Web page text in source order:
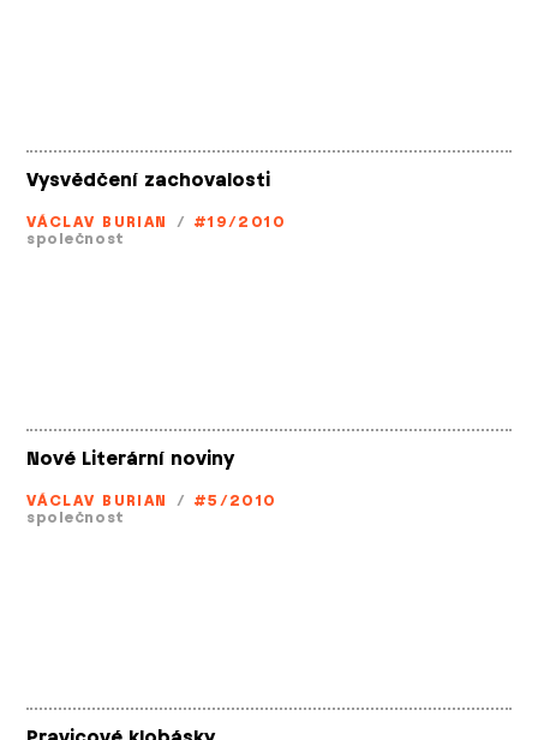
Vysvědčení zachovalosti
VÁCLAV BURIAN / #19/2010
společnost
Nové Literární noviny
VÁCLAV BURIAN / #5/2010
společnost